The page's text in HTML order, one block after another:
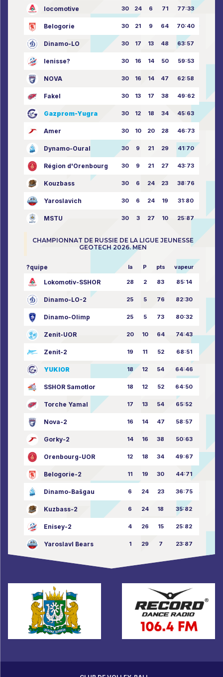
locomotive 30 24 6 71 77:33
Belogorie 30 21 9 64 70:40
Dinamo-LO 30 17 13 48 63:57
Ienisse? 30 16 14 50 59:53
NOVA 30 16 14 47 62:58
Fakel 30 13 17 38 49:62
Gazprom-Yugra 30 12 18 34 45:63
Amer 30 10 20 28 46:73
Dynamo-Oural 30 9 21 29 41:70
Région d'Orenbourg 30 9 21 27 43:73
Kouzbass 30 6 24 23 38:76
Yaroslavich 30 6 24 19 31:80
MSTU 30 3 27 10 25:87
CHAMPIONNAT DE RUSSIE DE LA LIGUE JEUNESSE
GEOTECH 2026. MEN
?quipe la P pts vapeur
Lokomotiv-SSHOR 28 2 83 85:14
Dinamo-LO-2 25 5 76 82:30
Dinamo-Olimp 25 5 73 80:32
Zenit-UOR 20 10 64 74:43
Zenit-2 19 11 52 68:51
YUKIOR 18 12 54 64:46
SSHOR Samotlor 18 12 52 64:50
Torche Yamal 17 13 54 65:52
Nova-2 16 14 47 58:57
Gorky-2 14 16 38 50:63
Orenbourg-UOR 12 18 34 49:67
Belogorie-2 11 19 30 44:71
Dinamo-Bašgau 6 24 23 36:75
Kuzbass-2 6 24 18 35:82
Enisey-2 4 26 15 25:82
Yaroslavl Bears 1 29 7 23:87